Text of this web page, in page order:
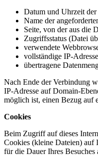
Datum und Uhrzeit
Name der
Seite, von der aus die
Zugriffsstatus (Datei
verwendete
vollständige IP-
übertragene
Nach Ende der Verbindung
IP-Adresse auf Domain-
möglich ist, einen Bezug auf
Cookies
Beim Zugriff auf dieses
Cookies (kleine Dateien) auf
für die Dauer Ihres